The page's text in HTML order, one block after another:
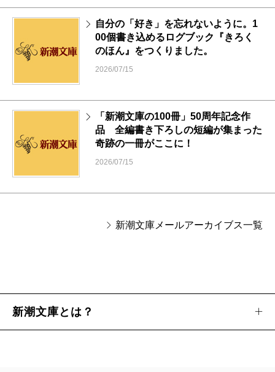
自分の「好き」を忘れないように。1
00個書き込めるログブック『きろく
のほん』をつくりました。
2026/07/15
「新潮文庫の100冊」50周年記念作
品 全編書き下ろしの短編が集まった
奇跡の一冊がここに！
2026/07/15
新潮文庫メールアーカイブス一覧
新潮文庫とは？